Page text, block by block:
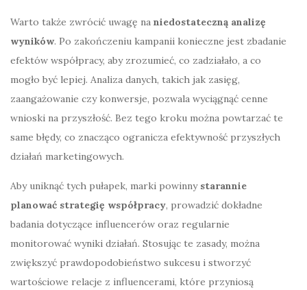
Warto także zwrócić uwagę na niedostateczną analizę
wyników. Po zakończeniu kampanii konieczne jest zbadanie
efektów współpracy, aby zrozumieć, co zadziałało, a co
mogło być lepiej. Analiza danych, takich jak zasięg,
zaangażowanie czy konwersje, pozwala wyciągnąć cenne
wnioski na przyszłość. Bez tego kroku można powtarzać te
same błędy, co znacząco ogranicza efektywność przyszłych
działań marketingowych.
Aby uniknąć tych pułapek, marki powinny starannie
planować strategię współpracy, prowadzić dokładne
badania dotyczące influencerów oraz regularnie
monitorować wyniki działań. Stosując te zasady, można
zwiększyć prawdopodobieństwo sukcesu i stworzyć
wartościowe relacje z influencerami, które przyniosą